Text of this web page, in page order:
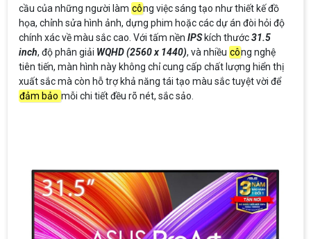
cầu của những người làm công việc sáng tạo như thiết kế đồ
họa, chỉnh sửa hình ảnh, dựng phim hoặc các dự án đòi hỏi độ
chính xác về màu sắc cao. Với tấm nền IPSkích thước31.5
inch, độ phân giải WQHD (2560 x 1440), và nhiều công nghệ
tiên tiến, màn hình này không chỉ cung cấp chất lượng hiển thị
xuất sắc mà còn hỗ trợ khả năng tái tạo màu sắc tuyệt vời để
đảm bảo mỗi chi tiết đều rõ nét, sắc sảo.